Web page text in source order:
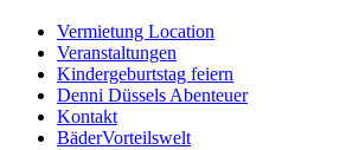
Vermietung Location
Veranstaltungen
Kindergeburtstag feiern
Denni Düssels Abenteuer
Kontakt
BäderVorteilswelt